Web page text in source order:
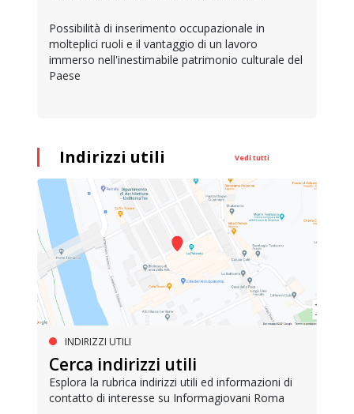
Possibilità di inserimento occupazionale in
molteplici ruoli e il vantaggio di un lavoro
immerso nell'inestimabile patrimonio culturale del
Paese
Indirizzi utili Vedi tutti
INDIRIZZI UTILI
Cerca indirizzi utili
Esplora la rubrica indirizzi utili ed informazioni di
contatto di interesse su Informagiovani Roma